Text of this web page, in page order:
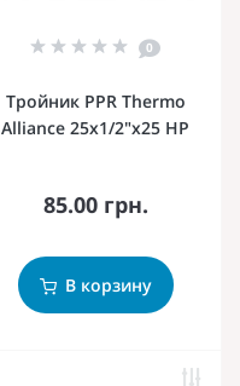
0
Тройник PPR Thermo
Alliance 25х1/2"х25 НР
85.00 грн.
В корзину